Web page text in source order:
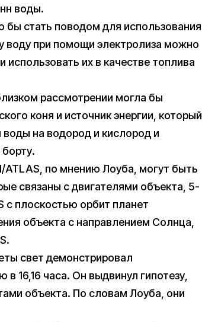
воды.
стать поводом для использования
при помощи электролиза можно
их в качестве топлива
рассмотрении могла бы
коня и источник энергии, который
воды на водород и кислород и
ATLAS, по мнению Лоуба, могут быть
связаны с двигателями объекта, 5-
с плоскостью орбит планет
объекта с направлением Солнца,
свет демонстрировал
16,16 часа. Он выдвинул гипотезу,
объекта. По словам Лоуба, они